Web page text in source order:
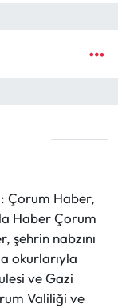
Çorum Haber,
Haber Çorum
şehrin nabzını
okurlarıyla
ve Gazi
Valiliği ve